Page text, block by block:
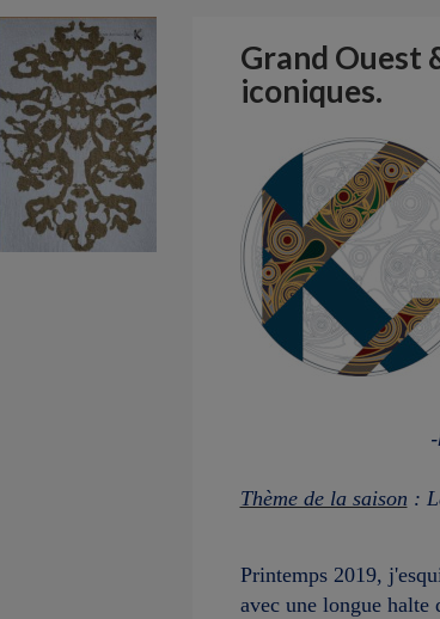
Grand Ouest
iconiques.
Thème de la saison :
Printemps 2019,
avec une longue halte